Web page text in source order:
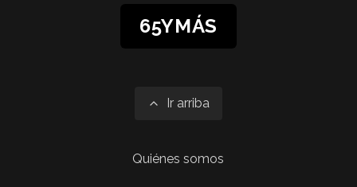
65YMÁS
Ir arriba
Quiénes somos